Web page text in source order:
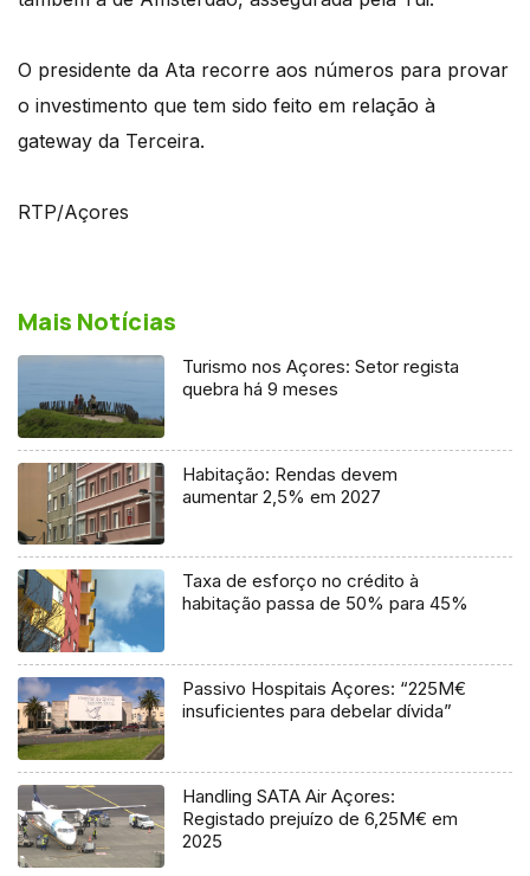
O presidente da Ata recorre aos números para provar
o investimento que tem sido feito em relação à
gateway da Terceira.
RTP/Açores
Mais Notícias
Turismo nos Açores: Setor regista
quebra há 9 meses
Habitação: Rendas devem
aumentar 2,5% em 2027
Taxa de esforço no crédito à
habitação passa de 50% para 45%
Passivo Hospitais Açores: “225M€
insuficientes para debelar dívida”
Handling SATA Air Açores:
Registado prejuízo de 6,25M€ em
2025